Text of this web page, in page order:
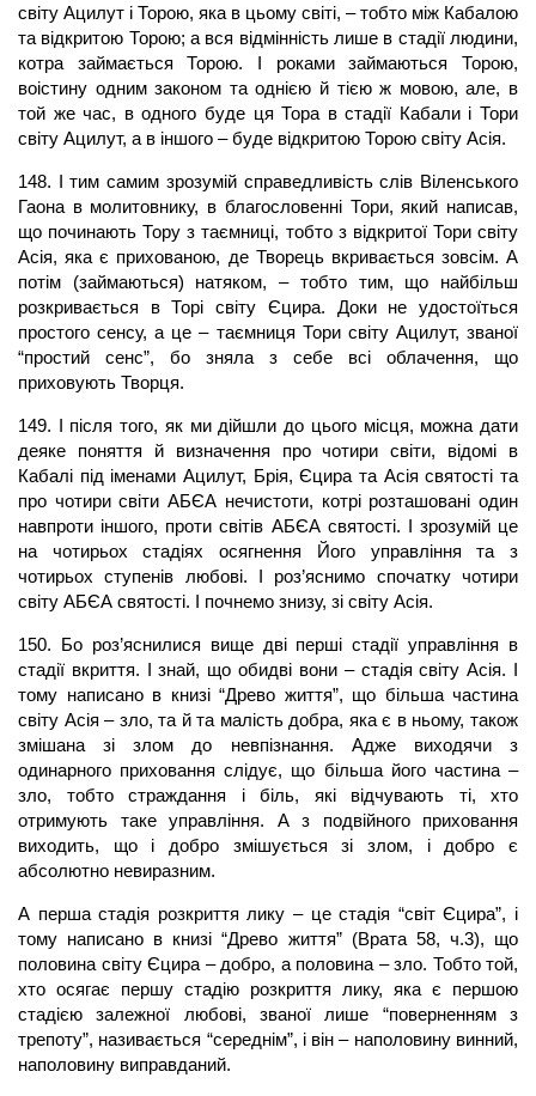
світу Ацилут і Торою, яка в цьому світі, – тобто між Кабалою
та відкритою Торою; а вся відмінність лише в стадії людини,
котра займається Торою. І роками займаються Торою,
воістину одним законом та однією й тією ж мовою, але, в
той же час, в одного буде ця Тора в стадії Кабали і Тори
світу Ацилут, а в іншого – буде відкритою Торою світу Асія.
148. І тим самим зрозумій справедливість слів Віленського
Гаона в молитовнику, в благословенні Тори, який написав,
що починають Тору з таємниці, тобто з відкритої Тори світу
Асія, яка є прихованою, де Творець вкривається зовсім. А
потім (займаються) натяком, – тобто тим, що найбільш
розкривається в Торі світу Єцира. Доки не удостоїться
простого сенсу, а це – таємниця Тори світу Ацилут, званої
“простий сенс”, бо зняла з себе всі облачення, що
приховують Творця.
149. І після того, як ми дійшли до цього місця, можна дати
деяке поняття й визначення про чотири світи, відомі в
Кабалі під іменами Ацилут, Брія, Єцира та Асія святості та
про чотири світи АБЄА нечистоти, котрі розташовані один
навпроти іншого, проти світів АБЄА святості. І зрозумій це
на чотирьох стадіях осягнення Його управління та з
чотирьох ступенів любові. І роз’яснимо спочатку чотири
світу АБЄА святості. І почнемо знизу, зі світу Асія.
150. Бо роз’яснилися вище дві перші стадії управління в
стадії вкриття. І знай, що обидві вони – стадія світу Асія. І
тому написано в книзі “Древо життя”, що більша частина
світу Асія – зло, та й та малість добра, яка є в ньому, також
змішана зі злом до невпізнання. Адже виходячи з
одинарного приховання слідує, що більша його частина –
зло, тобто страждання і біль, які відчувають ті, хто
отримують таке управління. А з подвійного приховання
виходить, що і добро змішується зі злом, і добро є
абсолютно невиразним.
А перша стадія розкриття лику – це стадія “світ Єцира”, і
тому написано в книзі “Древо життя” (Врата 58, ч.3), що
половина світу Єцира – добро, а половина – зло. Тобто той,
хто осягає першу стадію розкриття лику, яка є першою
стадією залежної любові, званої лише “поверненням з
трепоту”, називається “середнім”, і він – наполовину винний,
наполовину виправданий.